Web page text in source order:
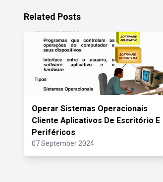
Related Posts
Operar Sistemas Operacionais
Cliente Aplicativos De Escritório E
Periféricos
07 September 2024